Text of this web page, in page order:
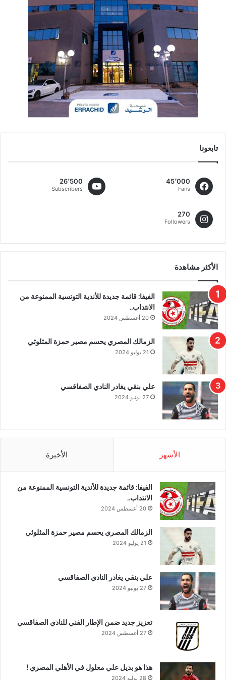
تابعونا
45٬000
Fans
26٬500
Subscribers
270
Followers
الأكثر مشاهدة
الفيفا: قائمة جديدة للأندية التونسية الممنوعة من
الانتداب..
20 أغسطس 2024
الزمالك المصري يحسم مصير حمزة المثلوثي
21 يوليو 2024
علي بنقي يغادر النادي الصفاقسي
27 يونيو 2024
الأشهر الأخيرة
الفيفا: قائمة جديدة للأندية التونسية الممنوعة من
الانتداب..
20 أغسطس 2024
الزمالك المصري يحسم مصير حمزة المثلوثي
21 يوليو 2024
علي بنقي يغادر النادي الصفاقسي
27 يونيو 2024
تعزيز جديد ضمن الإطار الفني للنادي الصفاقسي
27 أغسطس 2024
هذا هو بديل علي معلول في الأهلي المصري !
28 يوليو 2024